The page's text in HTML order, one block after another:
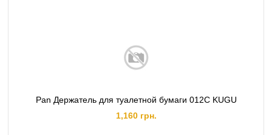
Pan Держатель для туалетной бумаги 012C KUGU
1,160 грн.